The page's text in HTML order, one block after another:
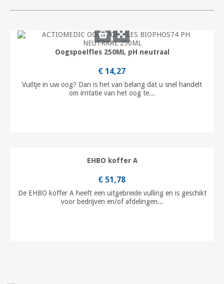
Oogspoelfles 250ML pH neutraal
€ 14,27
Vuiltje in uw oog? Dan is het van belang dat u snel handelt
om irritatie van het oog te...
EHBO koffer A
€ 51,78
De EHBO koffer A heeft een uitgebreide vulling en is geschikt
voor bedrijven en/of afdelingen...